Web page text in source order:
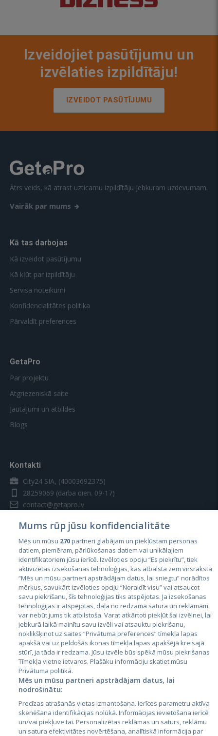
Izveidojiet pasūtījumu un
izvēlaties izpildītāju!
IZVEIDOT PASŪTĪJUMU
Ātrs veids, kā atrast uzticamu izpildītāju jebkuram uzdevumam.
Vairāk par mums
Kā tas darbojas
Kā izveidot pasūtījumu
Kā kļūt par izpildītāju
Servisa noteikumi
Konfidencialitātes politika
Pārvaldīt preferences
GetaPro
Par projektu
Atgriezeniskā saite
Jautājumi un atbildes
Blogs
Kontakti
City24 SIA, (40003692375)
28259069 (darba dien. 09-17)
contact@getapro.lv
Valstis
Igaunija
Latvija
Lietuva
City24.lv
City24.ee
GetaPro.lv
CVbankas.lt
Kainos.lt
Paslaugos.lt
Mums rūp jūsu konfidencialitāte
Mēs un mūsu 270partneri glabājam un piekļūstam personas
datiem, piemēram, pārlūkošanas datiem vai unikālajiem
identifikatoriem jūsu ierīcē. Izvēloties opciju “Es piekrītu”, tiek
aktivizētas izsekošanas tehnoloģijas, kas atbalsta zem virsraksta
“Mēs un mūsu partneri apstrādājam datus, lai sniegtu” norādītos
mērķus, savukārt izvēloties opciju “Noraidīt visu” vai atsaucot
savu piekrišanu, šīs tehnoloģijas tiks atspējotas. Ja izsekošanas
tehnoloģijas ir atspējotas, daļa no redzamā satura un reklāmām
var nebūt jums tik atbilstoša. Varat atkārtoti piekļūt šai izvēlnei, lai
jebkurā laikā mainītu savu izvēli vai atsauktu piekrišanu,
noklikšķinot uz saites “Privātuma preferences” tīmekļa lapas
apakšā vai uz peldošās ikonas tīmekļa lapas apakšējā kreisajā
stūrī, ja tāda ir redzama. Jūsu izvēle būs spēkā mūsu piekrišanas
Tīmekļa vietne ietvaros. Plašāku informāciju skatiet mūsu
Privātuma politikā.
Mēs un mūsu partneri apstrādājam datus, lai
nodrošinātu:
Precīzas atrašanās vietas izmantošana. Ierīces parametru aktīva
skenēšana identifikācijas nolūkā. Informācijas ievietošana ierīcē
un/vai piekļuve tai. Personalizētas reklāmas un saturs, reklāmu
un satura efektivitātes novērtēšana, analītiskā informācija par